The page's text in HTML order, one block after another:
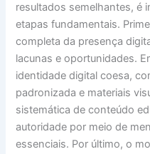
resultados semelhantes, é
etapas fundamentais.
completa da presença
lacunas e oportunidades.
identidade digital coesa,
padronizada e materiais
sistemática de conteúdo
autoridade por meio de
essenciais. Por último, o